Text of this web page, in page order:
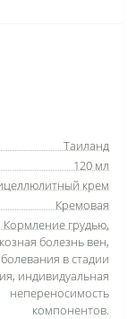
Таиланд
120 мл
крем
Кремовая
Кормление грудью,
болезнь вен,
в стадии
индивидуальная
непереносимость
компонентов.